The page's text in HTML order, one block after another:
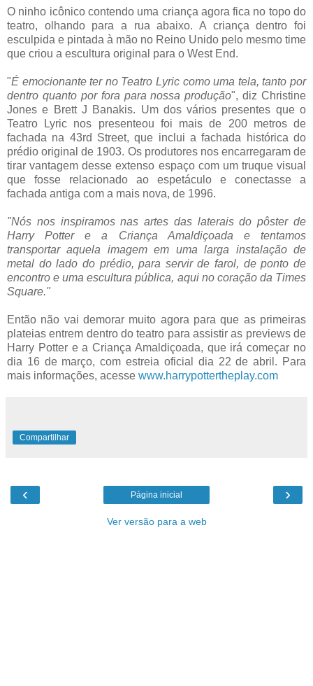
O ninho icônico contendo uma criança agora fica no topo do
teatro, olhando para a rua abaixo. A criança dentro foi
esculpida e pintada à mão no Reino Unido pelo mesmo time
que criou a escultura original para o West End.
"É emocionante ter no Teatro Lyric como uma tela, tanto por
dentro quanto por fora para nossa produção", diz Christine
Jones e Brett J Banakis. Um dos vários presentes que o
Teatro Lyric nos presenteou foi mais de 200 metros de
fachada na 43rd Street, que inclui a fachada histórica do
prédio original de 1903. Os produtores nos encarregaram de
tirar vantagem desse extenso espaço com um truque visual
que fosse relacionado ao espetáculo e conectasse a
fachada antiga com a mais nova, de 1996.
"Nós nos inspiramos nas artes das laterais do pôster de
Harry Potter e a Criança Amaldiçoada e tentamos
transportar aquela imagem em uma larga instalação de
metal do lado do prédio, para servir de farol, de ponto de
encontro e uma escultura pública, aqui no coração da Times
Square."
Então não vai demorar muito agora para que as primeiras
plateias entrem dentro do teatro para assistir as previews de
Harry Potter e a Criança Amaldiçoada, que irá começar no
dia 16 de março, com estreia oficial dia 22 de abril. Para
mais informações, acesse www.harrypottertheplay.com
Compartilhar
‹ ›
Página inicial
Ver versão para a web